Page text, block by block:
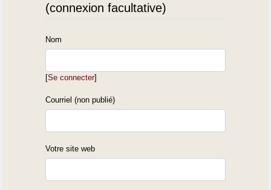
(connexion facultative)
Nom
[Se connecter]
Courriel (non publié)
Votre site web